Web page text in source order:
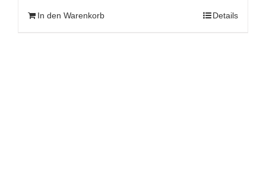
In den Warenkorb Details